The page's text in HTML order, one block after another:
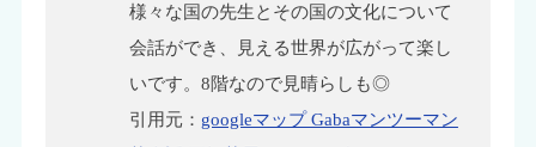
様々な国の先生とその国の文化について
会話ができ、見える世界が広がって楽し
いです。8階なので見晴らしも◎
引用元： googleマップ Gabaマンツーマン